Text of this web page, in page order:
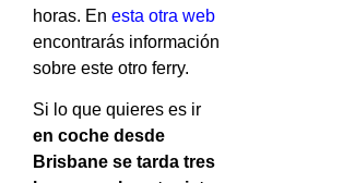
horas. En esta otra web
encontrarás información
sobre este otro ferry.
Si lo que quieres es ir
en coche desde
Brisbane se tarda tres